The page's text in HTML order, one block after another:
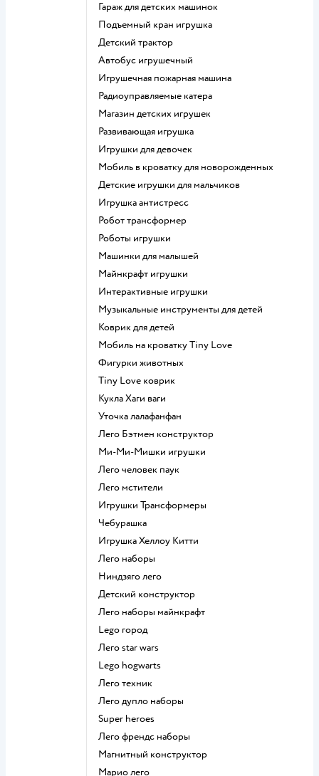
Гараж для детских машинок
Подъемный кран игрушка
Детский трактор
Автобус игрушечный
Игрушечная пожарная машина
Радиоуправляемые катера
Магазин детских игрушек
Развивающая игрушка
Игрушки для девочек
Мобиль в кроватку для новорожденных
Детские игрушки для мальчиков
Игрушка антистресс
Робот трансформер
Роботы игрушки
Машинки для малышей
Майнкрафт игрушки
Интерактивные игрушки
Музыкальные инструменты для детей
Коврик для детей
Мобиль на кроватку Tiny Love
Фигурки животных
Tiny Love коврик
Кукла Хаги ваги
Уточка лалафанфан
Лего Бэтмен конструктор
Ми-Ми-Мишки игрушки
Лего человек паук
Лего мстители
Игрушки Трансформеры
Чебурашка
Игрушка Хеллоу Китти
Лего наборы
Ниндзяго лего
Детский конструктор
Лего наборы майнкрафт
Lego город
Лего star wars
Lego hogwarts
Лего техник
Лего дупло наборы
Super heroes
Лего френдс наборы
Магнитный конструктор
Марио лего